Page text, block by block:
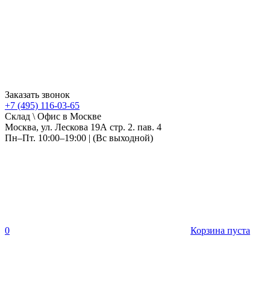
Заказать звонок
+7 (495) 116-03-65
Склад \ Офис в Москве
Москва, ул. Лескова 19А стр. 2. пав. 4
Пн–Пт. 10:00–19:00 | (Вс выходной)
0 Корзина пуста